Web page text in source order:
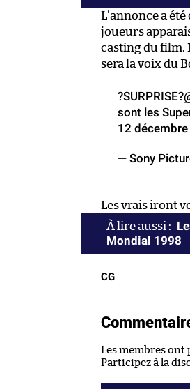
L’annonce a
joueurs
casting du film.
sera la voix du
?SURPRISE?
sont les
12
— Sony
Les vrais iront
Mondial 1998
CG
Les membres ont
Participez à la